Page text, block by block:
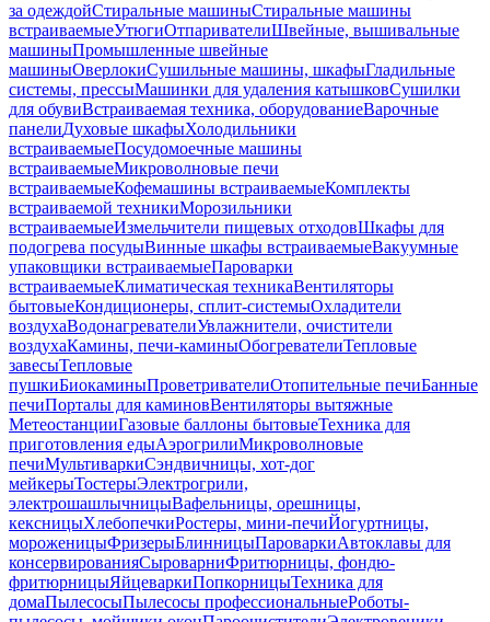
за одеждойСтиральные машиныСтиральные машины
встраиваемыеУтюгиОтпаривателиШвейные, вышивальные
машиныПромышленные швейные
машиныОверлокиСушильные машины, шкафыГладильные
системы, прессыМашинки для удаления катышковСушилки
для обувиВстраиваемая техника, оборудованиеВарочные
панелиДуховые шкафыХолодильники
встраиваемыеПосудомоечные машины
встраиваемыеМикроволновые печи
встраиваемыеКофемашины встраиваемыеКомплекты
встраиваемой техникиМорозильники
встраиваемыеИзмельчители пищевых отходовШкафы для
подогрева посудыВинные шкафы встраиваемыеВакуумные
упаковщики встраиваемыеПароварки
встраиваемыеКлиматическая техникаВентиляторы
бытовыеКондиционеры, сплит-системыОхладители
воздухаВодонагревателиУвлажнители, очистители
воздухаКамины, печи-каминыОбогревателиТепловые
завесыТепловые
пушкиБиокаминыПроветривателиОтопительные печиБанные
печиПорталы для каминовВентиляторы вытяжные
МетеостанцииГазовые баллоны бытовыеТехника для
приготовления едыАэрогрилиМикроволновые
печиМультиваркиСэндвичницы, хот-дог
мейкерыТостерыЭлектрогрили,
электрошашлычницыВафельницы, орешницы,
кексницыХлебопечкиРостеры, мини-печиЙогуртницы,
мороженицыФризерыБлинницыПароваркиАвтоклавы для
консервированияСыроварниФритюрницы, фондю-
фритюрницыЯйцеваркиПопкорницыТехника для
домаПылесосыПылесосы профессиональныеРоботы-